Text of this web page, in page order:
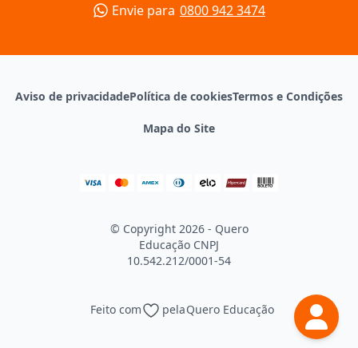
Continuar
Envie para 0800 942 3474
Aviso de privacidadePolítica de cookiesTermos e Condições
Mapa do Site
© Copyright 2026 - Quero
Educação CNPJ
10.542.212/0001-54
Feito com pelaQuero Educação